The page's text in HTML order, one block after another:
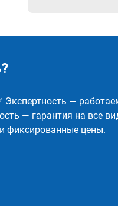
Экспертность —
— гарантия на все
фиксированные цены.